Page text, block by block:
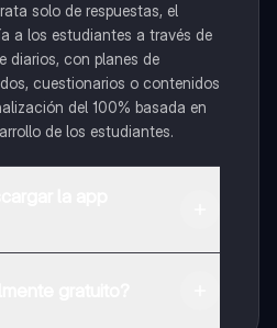
solo de respuestas, el
a los estudiantes a través de
diarios, con planes de
cuestionarios o contenidos
del 100% basada en
de los estudiantes.